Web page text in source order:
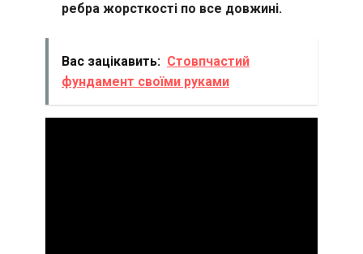
ребра жорсткості по все довжині.
Вас зацікавить: Стовпчастий
фундамент своїми руками